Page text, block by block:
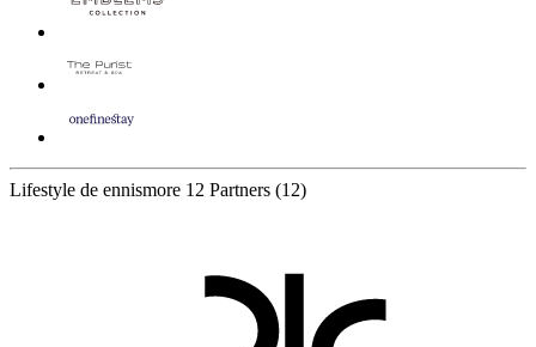
Lifestyle de ennismore 12 Partners (12)